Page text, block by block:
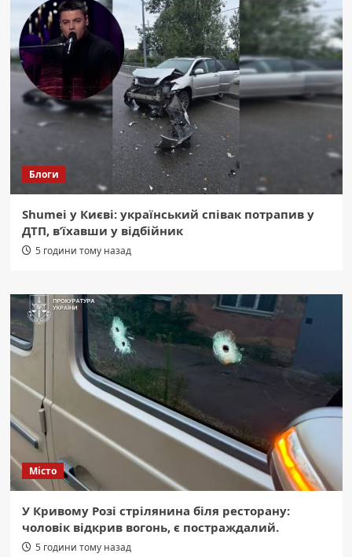
Блоги
Shumei у Києві: український співак потрапив у
ДТП, в’їхавши у відбійник
5 години тому назад
Місто
У Кривому Розі стрілянина біля ресторану:
чоловік відкрив вогонь, є постраждалий.
5 години тому назад